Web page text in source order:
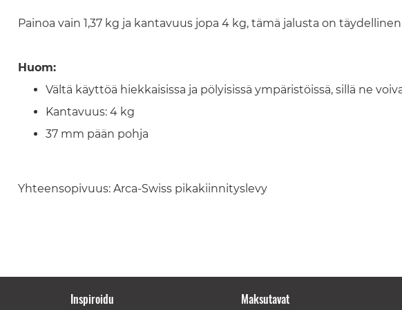
Painoa vain 1,37 kg ja kantavuus jopa 4 kg, tämä jalusta on
Huom:
Vältä käyttöä hiekkaisissa ja pölyisissä ympäristöissä, sillä ne
Kantavuus: 4 kg
37 mm pään pohja
Yhteensopivuus: Arca-Swiss pikakiinnityslevy
Inspiroidu Maksutavat